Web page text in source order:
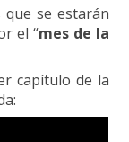
que se estarán
el “mes de la
capítulo de la